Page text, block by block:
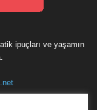
ipuçları ve yaşamın